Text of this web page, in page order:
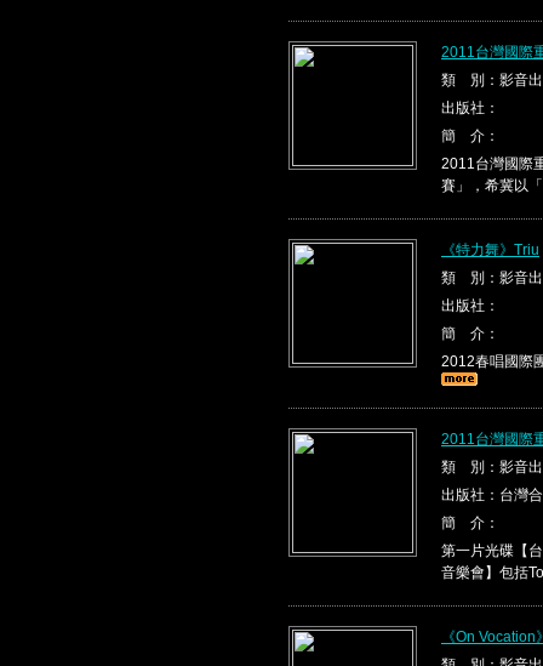
2011台灣國際
類 別：影音
出版社：
簡 介：
2011台灣國際
賽」，希冀以
《特力舞》Triu
類 別：影音
出版社：
簡 介：
2012春唱國際
2011台灣國際
類 別：影音
出版社：台灣
簡 介：
第一片光碟【
音樂會】包括
《On